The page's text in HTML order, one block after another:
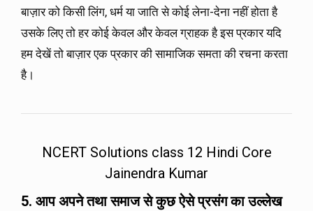
बाज़ार को किसी लिंग, धर्म या जाति से कोई लेना-देना नहीं होता है
उसके लिए तो हर कोई केवल और केवल ग्राहक है इस प्रकार यदि
हम देखें तो बाज़ार एक प्रकार की सामाजिक समता की रचना करता
है।
NCERT Solutions class 12 Hindi Core
Jainendra Kumar
5. आप अपने तथा समाज से कुछ ऐसे प्रसंग का उल्लेख